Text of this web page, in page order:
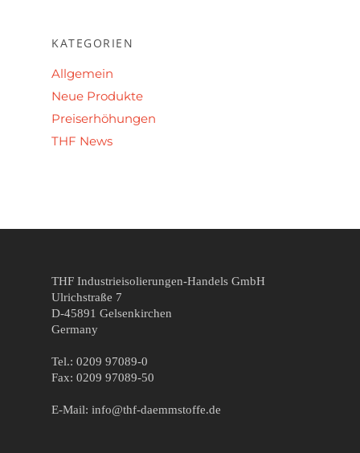
KATEGORIEN
Allgemein
Neue Produkte
Preiserhöhungen
THF News
THF Industrieisolierungen-Handels GmbH
Ulrichstraße 7
D-45891 Gelsenkirchen
Germany
Tel.: 0209 97089-0
Fax: 0209 97089-50
E-Mail: info@thf-daemmstoffe.de